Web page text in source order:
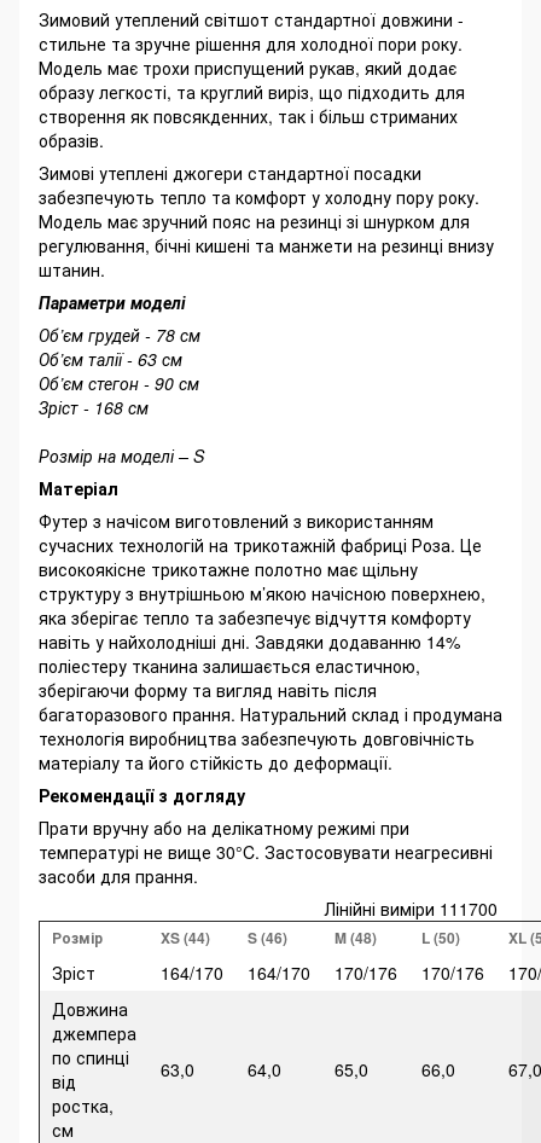
Зимовий утеплений світшот стандартної довжини -
стильне та зручне рішення для холодної пори року.
Модель має трохи приспущений рукав, який додає
образу легкості, та круглий виріз, що підходить для
створення як повсякденних, так і більш стриманих
образів.
Зимові утеплені джогери стандартної посадки
забезпечують тепло та комфорт у холодну пору року.
Модель має зручний пояс на резинці зі шнурком для
регулювання, бічні кишені та манжети на резинці внизу
штанин.
Параметри моделі
Об’єм грудей - 78 см
Об’єм талії - 63 см
Об’єм стегон - 90 см
Зріст - 168 см
Розмір на моделі – S
Матеріал
Футер з начісом виготовлений з використанням
сучасних технологій на трикотажній фабриці Роза. Це
високоякісне трикотажне полотно має щільну
структуру з внутрішньою м’якою начісною поверхнею,
яка зберігає тепло та забезпечує відчуття комфорту
навіть у найхолодніші дні. Завдяки додаванню 14%
поліестеру тканина залишається еластичною,
зберігаючи форму та вигляд навіть після
багаторазового прання. Натуральний склад і продумана
технологія виробництва забезпечують довговічність
матеріалу та його стійкість до деформації.
Рекомендації з догляду
Прати вручну або на делікатному режимі при
температурі не вище 30°C. Застосовувати неагресивні
засоби для прання.
Лінійні виміри 111700
Розмір XS (44) S (46) M (48) L (50) XL
Зріст 164/170 164/170 170/176 170/176
Довжина
джемпера
по спинці
від
ростка,
см
63,0 64,0 65,0 66,0 67,0